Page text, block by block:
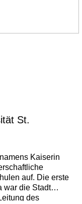
St.
Kaiserin
auf. Die erste
war die Stadt
des